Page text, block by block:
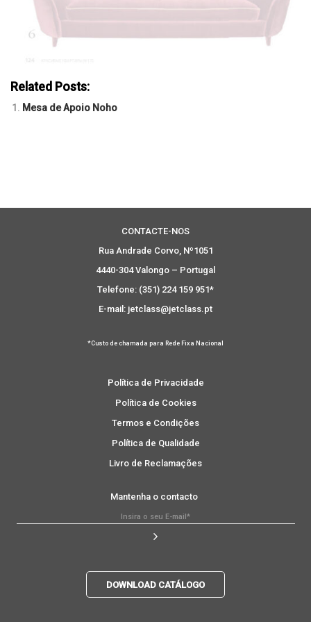
Related Posts:
Mesa de Apoio Noho
CONTACTE-NOS
Rua Andrade Corvo, Nº1051
4440-304 Valongo – Portugal
Telefone: (351) 224 159 951*
E-mail: jetclass@jetclass.pt
*Custo de chamada para Rede Fixa Nacional
Política de Privacidade
Política de Cookies
Termos e Condições
Política de Qualidade
Livro de Reclamações
Mantenha o contacto
DOWNLOAD CATÁLOGO